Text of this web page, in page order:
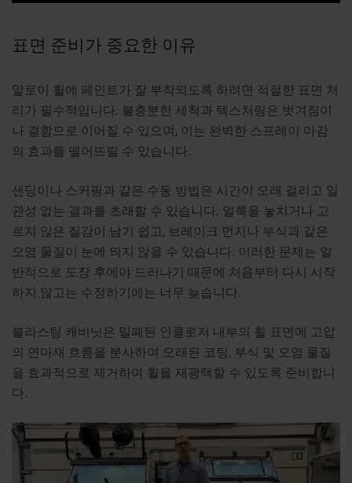
표면 준비가 중요한 이유
알로이 휠에 페인트가 잘 부착되도록 하려면 적절한 표면 처
리가 필수적입니다. 불충분한 세척과 텍스처링은 벗겨짐이
나 결함으로 이어질 수 있으며, 이는 완벽한 스프레이 마감
의 효과를 떨어뜨릴 수 있습니다.
샌딩이나 스커핑과 같은 수동 방법은 시간이 오래 걸리고 일
관성 없는 결과를 초래할 수 있습니다. 얼룩을 놓치거나 고
르지 않은 질감이 남기 쉽고, 브레이크 먼지나 부식과 같은
오염 물질이 눈에 띄지 않을 수 있습니다. 이러한 문제는 일
반적으로 도장 후에야 드러나기 때문에 처음부터 다시 시작
하지 않고는 수정하기에는 너무 늦습니다.
블라스팅 캐비닛은 밀폐된 인클로저 내부의 휠 표면에 고압
의 연마재 흐름을 분사하여 오래된 코팅, 부식 및 오염 물질
을 효과적으로 제거하여 휠을 재광택할 수 있도록 준비합니
다.